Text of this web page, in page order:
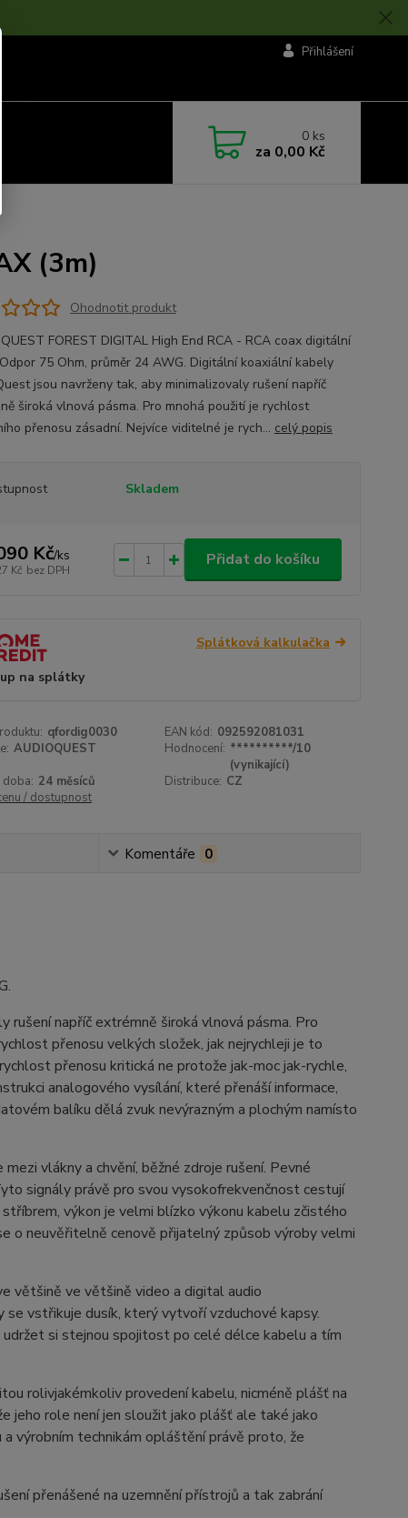
Přihlášení
0 ks
za 0,00 Kč
(3m)
Ohodnotit produkt
FOREST DIGITAL High End RCA - RCA coax digitální
75 Ohm, průměr 24 AWG. Digitální koaxiální kabely
jsou navrženy tak, aby minimalizovaly rušení napříč
široká vlnová pásma. Pro mnohá použití je rychlost
přenosu zásadní. Nejvíce viditelné je rych... celý popis
Skladem
Kč/ks
Kč bez DPH
Přidat do košíku
Splátková kalkulačka
na splátky
qfordig0030 EAN kód: 092592081031
AUDIOQUEST Hodnocení: **********/10
(vynikající)
doba: 24 měsíců Distribuce: CZ
/ dostupnost
Komentáře 0
rušení napříč extrémně široká vlnová pásma. Pro
přenosu velkých složek, jak nejrychleji je to
přenosu kritická ne protože jak-moc jak-rychle,
analogového vysílání, které přenáší informace,
balíku dělá zvuk nevýrazným a plochým namísto
vlákny a chvění, běžné zdroje rušení. Pevné
signály právě pro svou vysokofrekvenčnost cestují
výkon je velmi blízko výkonu kabelu zčistého
o neuvěřitelně cenově přijatelný způsob výroby velmi
většině ve většině video a digital audio
vstřikuje dusík, který vytvoří vzduchové kapsy.
si stejnou spojitost po celé délce kabelu a tím
rolivjakémkoliv provedení kabelu, nicméně plášť na
jeho role není jen sloužit jako plášť ale také jako
výrobním technikám opláštění právě proto, že
přenášené na uzemnění přístrojů a tak zabrání